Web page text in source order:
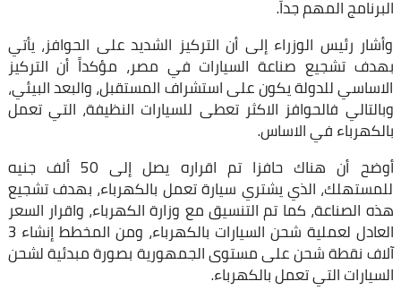
البرنامج المهم جداً.
وأشار رئيس الوزراء إلى أن التركيز الشديد على الحوافز، يأتي
بهدف تشجيع صناعة السيارات في مصر، مؤكداً أن التركيز
الاساسي للدولة يكون على استشراف المستقبل، والبعد البيئي،
وبالتالي فالحوافز الاكثر تعطى للسيارات النظيفة، التي تعمل
بالكهرباء في الاساس.
أوضح أن هناك حافزا تم اقراره يصل إلى 50 ألف جنيه
للمستهلك، الذي يشتري سيارة تعمل بالكهرباء، بهدف تشجيع
هذه الصناعة، كما تم التنسيق مع وزارة الكهرباء، واقرار السعر
العادل لعملية شحن السيارات بالكهرباء، ومن المخطط إنشاء 3
آلاف نقطة شحن على مستوى الجمهورية بصورة مبدئية لشحن
السيارات التي تعمل بالكهرباء.